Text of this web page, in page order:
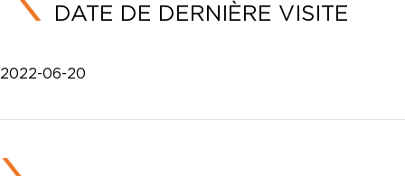
DATE DE DERNIÈRE VISITE
2022-06-20